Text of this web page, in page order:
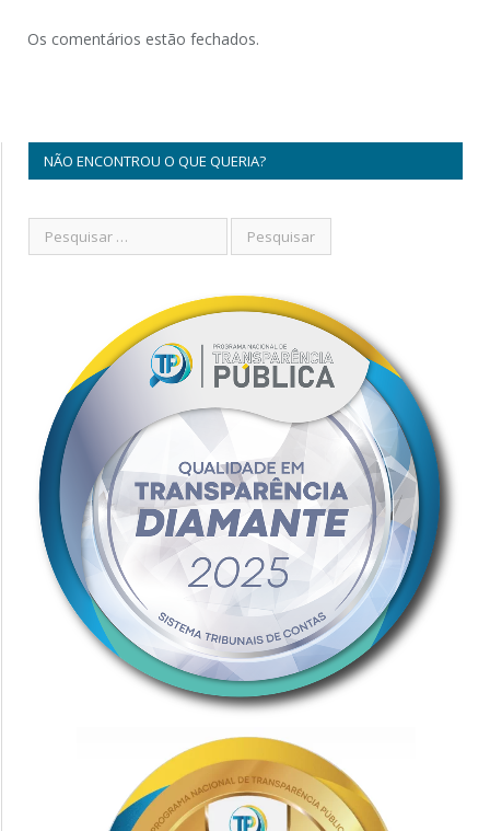
Os comentários estão fechados.
NÃO ENCONTROU O QUE QUERIA?